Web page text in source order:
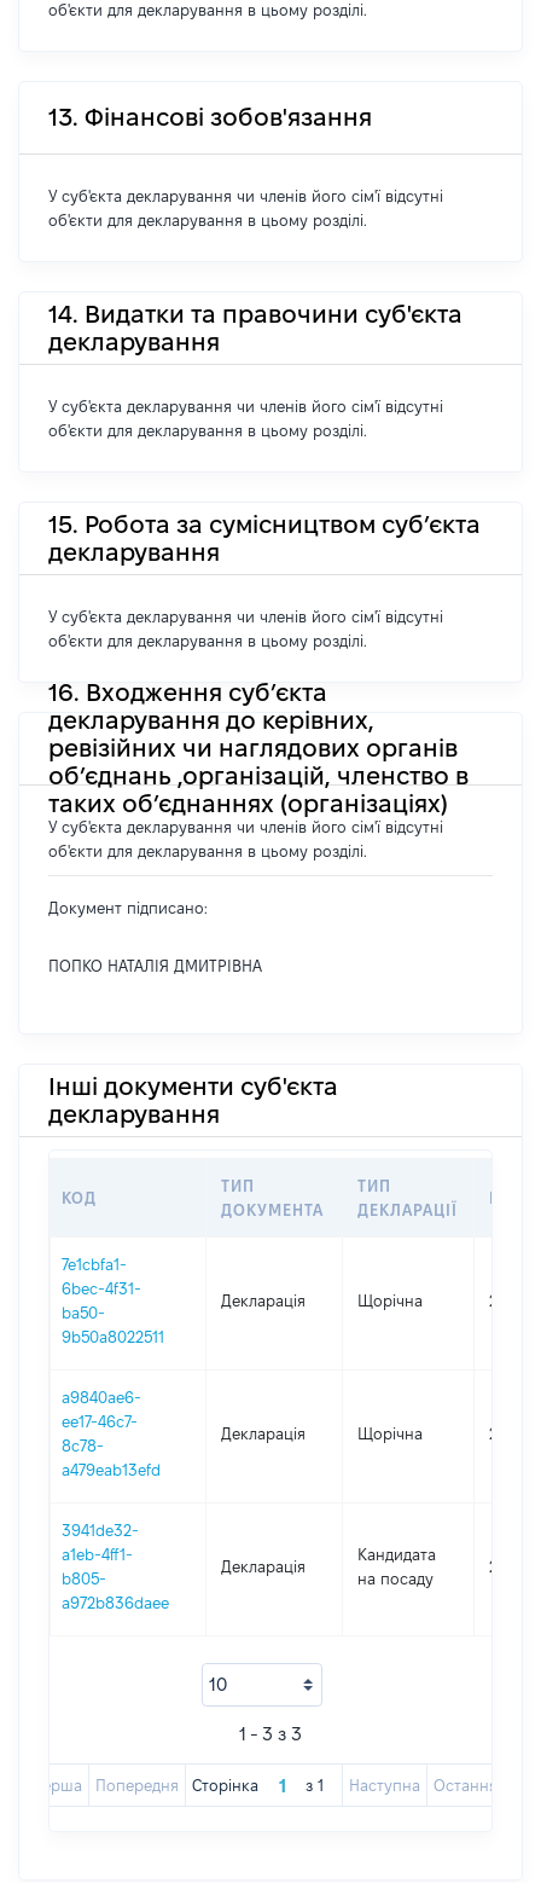
об'єкти для декларування в цьому розділі.
13. Фінансові зобов'язання
У суб'єкта декларування чи членів його сім'ї відсутні
об'єкти для декларування в цьому розділі.
14. Видатки та правочини суб'єкта
декларування
У суб'єкта декларування чи членів його сім'ї відсутні
об'єкти для декларування в цьому розділі.
15. Робота за сумісництвом суб’єкта
декларування
У суб'єкта декларування чи членів його сім'ї відсутні
об'єкти для декларування в цьому розділі.
16. Входження суб’єкта
декларування до керівних,
ревізійних чи наглядових органів
об’єднань ,організацій, членство в
таких об’єднаннях (організаціях)
У суб'єкта декларування чи членів його сім'ї відсутні
об'єкти для декларування в цьому розділі.
Документ підписано:
ПОПКО НАТАЛІЯ ДМИТРІВНА
Інші документи суб'єкта
декларування
КОД
ТИП
ДОКУМЕНТА
ТИП
ДЕКЛАРАЦІЇ
7e1cbfa1-
6bec-4f31-
ba50-
9b50a8022511
Декларація Щорічна 2025
a9840ae6-
ee17-46c7-
8c78-
a479eab13efd
Декларація Щорічна 2024
3941de32-
a1eb-4ff1-
b805-
a972b836daee
Декларація
Кандидата
на посаду
2021
1 - 3 з 3
Перша Попередня Сторінка з 1 Наступна Остання